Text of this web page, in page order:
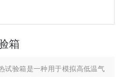
箱
试验箱是一种用于模拟高低温气